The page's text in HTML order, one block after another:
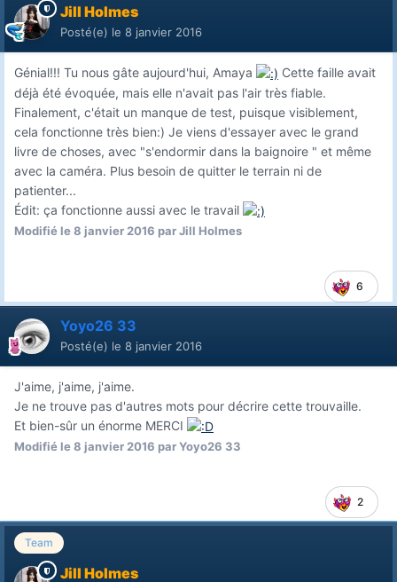
Jill Holmes
Posté(e) le 8 janvier 2016
Génial!!! Tu nous gâte aujourd'hui, Amaya
Cette faille avait
déjà été évoquée, mais elle n'avait pas l'air très fiable.
Finalement, c'était un manque de test, puisque visiblement,
cela fonctionne très bien:) Je viens d'essayer avec le grand
livre de choses, avec "s'endormir dans la baignoire " et même
avec la caméra. Plus besoin de quitter le terrain ni de
patienter...
Édit: ça fonctionne aussi avec le travail
Modifiéle 8 janvier 2016 par Jill Holmes
6
Yoyo26 33
Posté(e) le 8 janvier 2016
J'aime, j'aime, j'aime.
Je ne trouve pas d'autres mots pour décrire cette trouvaille.
Et bien-sûr un énorme MERCI
Modifiéle 8 janvier 2016 par Yoyo26 33
2
Team
Jill Holmes